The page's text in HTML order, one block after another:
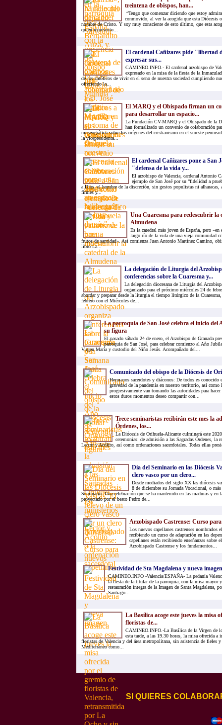
treintena de obispos, han...
“Tengo que comenzar diciendo que estoy
conmovido, al ver la acogida que esta Diócesis
nombre de Cristo. Y soy muy consciente de esto último, que esta
quien represento...
El cardenal Cañizares pide "libertad
expresar sus...
CAMINEO.INFO.- El cardenal arzobispo de
expresado en la misa de la fiesta de la
de los católicos de vivir en el seno de nuestra sociedad cumpliendo
ofreciendo la...
El MARQ y el Obispado firman un
para desarrollar un espacio...
La Fundación CV-MARQ y el Obispado de la
han formalizado un convenio de colaboración
museográfico sobre los orígenes del cristianismo en el sureste
la vicepresidenta...
El cardenal Cañizares pone a San
"defensa de la vida y...
El arzobispo de Valencia, cardenal Antonio
ejemplo de San José por su “fidelidad a
a Dios, el hombre de la discreción, sin gestos populistas ni
firmes y...
Una Cuaresma para redescubrir la
Almudena
Es la catedral más joven de España, pero «en
largo río de la vida de una vieja comunidad
frutos de santidad». Así comienza Juan Antonio Martínez Camino,
libro La...
La delegación de Liturgia del
conferencias sobre la Cuaresma y...
La delegación diocesana de Liturgia del
organizado para el próximo miércoles 24 de
abordar y preparar desde la liturgia el tiempo litúrgico de la
febrero con el Miércoles de...
La parroquia de San José celebra el inicio del
su figura
El pasado sábado 24 de enero, el Arzobispo de Granada
parroquia de San José, para celebrar comienzo al Año
Virgen María y custodio del Niño Jesús. Acompañado del...
Comunicado del obispo de la Diócesis de
Hermanos sacerdotes y diáconos: De todos es conocido
gravedad de la pandemia en nuestro territorio, así como
progresivamente van tomando las autoridades para
estos duros momentos deseo compartir con...
Trece seminaristas recibirán este mes la
Órdenes, los...
La Diócesis de Orihuela-Alicante culminará este
ceremonias: de admisión a las Sagradas Órdenes, la
Lector y Acólito, así como ordenaciones sacerdotales. Todas ellas
Día del Seminario en las Diócesis
clero vasco por un clero...
Desde mediados del siglo XX las diócesis
8 de diciembre su Jornada Vocacional, o
Seminario. Una celebración que se ha mantenido en las maduras y en
proyectado por el beato Pedro de...
Arzobispado Castrense: Curso para
Los nuevos capellanes castrenses nombrados
recibiendo un curso de adaptación en las
capellanes están recibiendo enseñanzas sobre
Arzobispado Castrense y los fundamentos...
Festividad de Sta Magdalena y nueva imagen
CAMINEO.INFO -Valencia/ESPAÑA- La pedanía
la fiesta de la titular de la parroquia, con la misa mayor
restauración íntegra de la Imagen de Santa Magdalena,
Santiago...
La Basílica acoge este jueves la misa
floristas de...
CAMINEO.INFO.-La Basílica de la Virgen de
esta tarde, a las 19.30 horas, la misa ofrecida a
floristas de Valencia y del área metropolitana, sin asistencia de fieles
Mediterráneo como...
SI QUIERES